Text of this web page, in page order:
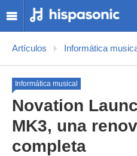
Artículos Informática
Informática musical
Novation
MK3, una
completa